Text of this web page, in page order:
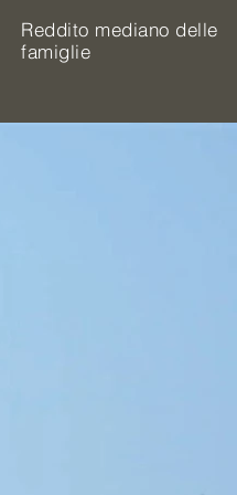
Reddito mediano delle
famiglie